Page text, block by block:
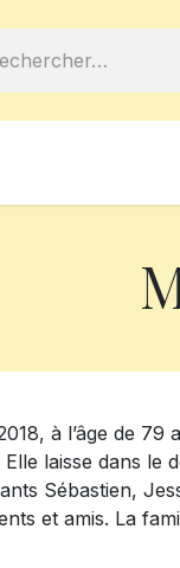
à l’âge de
laisse dans le
Sébastien,
et amis. La